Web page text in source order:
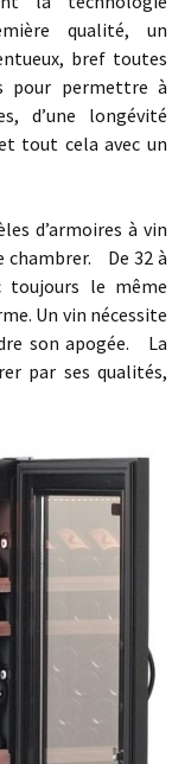
qualité, un
bref toutes
pour permettre à
d’une longévité
tout cela avec un
d’armoires à vin
chambrer. De 32 à
toujours le même
Un vin nécessite
son apogée. La
par ses qualités,